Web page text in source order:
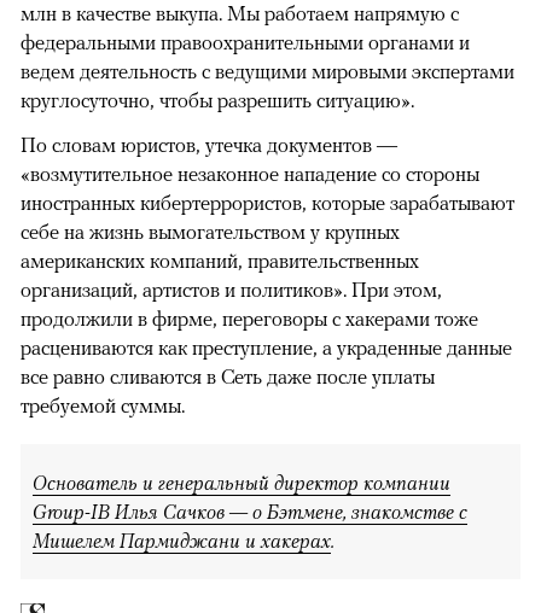
млн в качестве выкупа. Мы работаем напрямую с
федеральными правоохранительными органами и
ведем деятельность с ведущими мировыми экспертами
круглосуточно, чтобы разрешить ситуацию».
По словам юристов, утечка документов —
«возмутительное незаконное нападение со стороны
иностранных кибертеррористов, которые зарабатывают
себе на жизнь вымогательством у крупных
американских компаний, правительственных
организаций, артистов и политиков». При этом,
продолжили в фирме, переговоры с хакерами тоже
расцениваются как преступление, а украденные данные
все равно сливаются в Сеть даже после уплаты
требуемой суммы.
Основатель и генеральный директор компании
Group-IB Илья Сачков — о Бэтмене, знакомстве с
Мишелем Пармиджани и хакерах.